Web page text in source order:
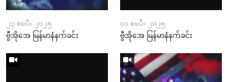
၂၃ ဧၿပီ၊ ၂၀၂၅
ဗွီအိုအေ မြန်မာနံနက်ခင်း
၀၁ ဧၿပီ၊ ၂၀၂၅
ဗွီအိုအေ မြန်မာနံနက်ခင်း